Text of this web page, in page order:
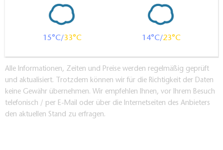
15 33 14 23
Alle Informationen, Zeiten und Preise werden regelmäßig geprüft
und aktualisiert. Trotzdem können wir für die Richtigkeit der Daten
keine Gewähr übernehmen. Wir empfehlen Ihnen, vor Ihrem Besuch
telefonisch / per E-Mail oder über die Internetseiten des Anbieters
den aktuellen Stand zu erfragen.